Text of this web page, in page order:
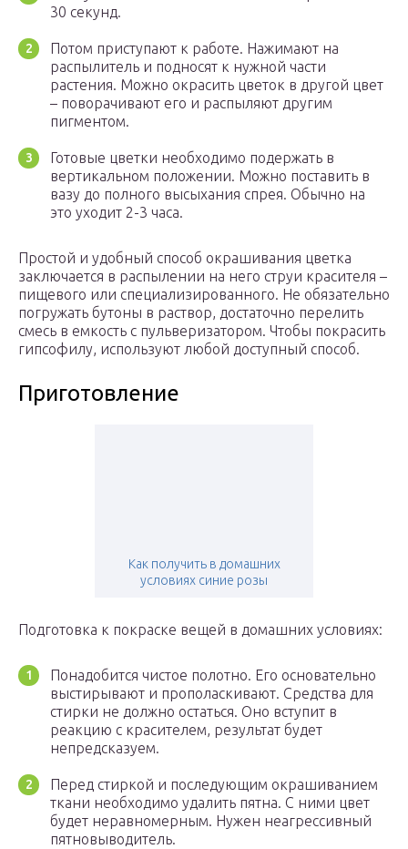
30 секунд.
Потом приступают к работе. Нажимают на
распылитель и подносят к нужной части
растения. Можно окрасить цветок в другой цвет
– поворачивают его и распыляют другим
пигментом.
Готовые цветки необходимо подержать в
вертикальном положении. Можно поставить в
вазу до полного высыхания спрея. Обычно на
это уходит 2-3 часа.
Простой и удобный способ окрашивания цветка
заключается в распылении на него струи красителя –
пищевого или специализированного. Не обязательно
погружать бутоны в раствор, достаточно перелить
смесь в емкость с пульверизатором. Чтобы покрасить
гипсофилу, используют любой доступный способ.
Приготовление
Как получить в домашних
условиях синие розы
Подготовка к покраске вещей в домашних условиях:
Понадобится чистое полотно. Его основательно
выстирывают и прополаскивают. Средства для
стирки не должно остаться. Оно вступит в
реакцию с красителем, результат будет
непредсказуем.
Перед стиркой и последующим окрашиванием
ткани необходимо удалить пятна. С ними цвет
будет неравномерным. Нужен неагрессивный
пятновыводитель.